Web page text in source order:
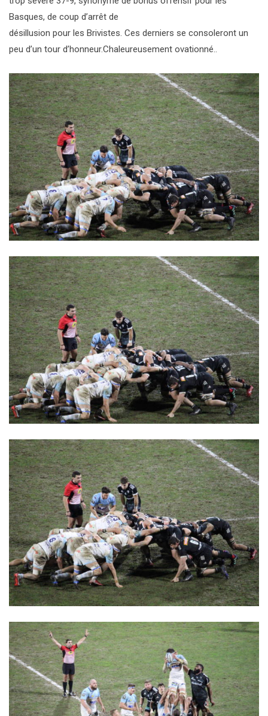
Basques, de coup d’arrêt de
désillusion pour les Brivistes. Ces derniers se consoleront un
peu d’un tour d’honneur.Chaleureusement ovationné..